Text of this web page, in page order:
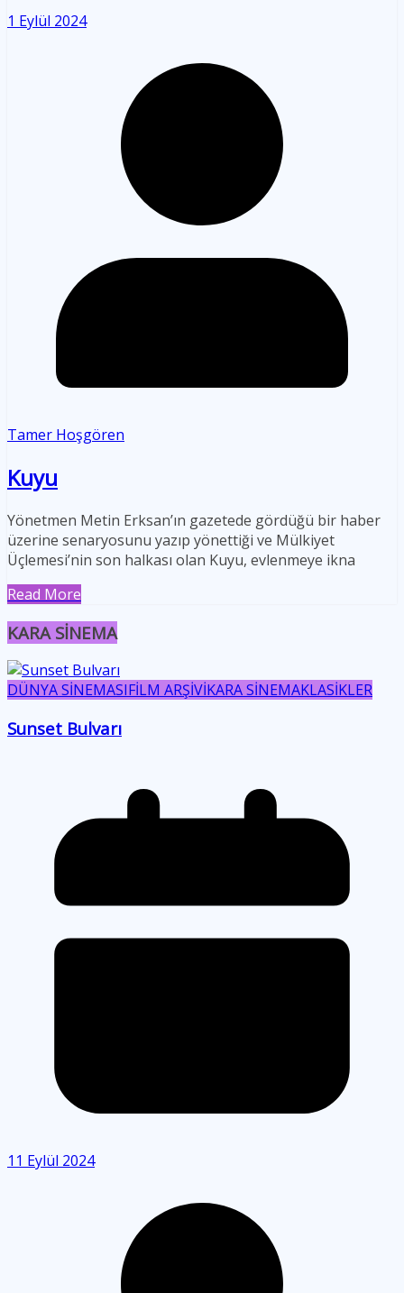
1 Eylül 2024
Tamer Hoşgören
Kuyu
Yönetmen Metin Erksan’ın gazetede gördüğü bir haber
üzerine senaryosunu yazıp yönettiği ve Mülkiyet
Üçlemesi’nin son halkası olan Kuyu, evlenmeye ikna
Read More
KARA SİNEMA
DÜNYA SİNEMASIFİLM ARŞİVİKARA SİNEMAKLASİKLER
Sunset Bulvarı
11 Eylül 2024